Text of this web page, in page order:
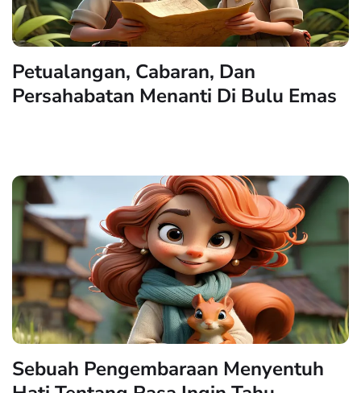
Petualangan, Cabaran, Dan
Persahabatan Menanti Di Bulu Emas
Sebuah Pengembaraan Menyentuh